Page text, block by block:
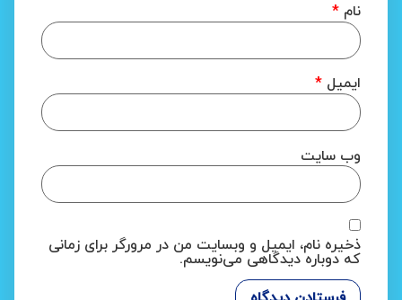
نام *
ایمیل *
وب‌ سایت
ذخیره نام، ایمیل و وبسایت من در مرورگر برای زمانی
که دوباره دیدگاهی می‌نویسم.